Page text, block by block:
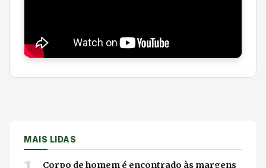
MAIS LIDAS
Corpo de homem é encontrado às margens